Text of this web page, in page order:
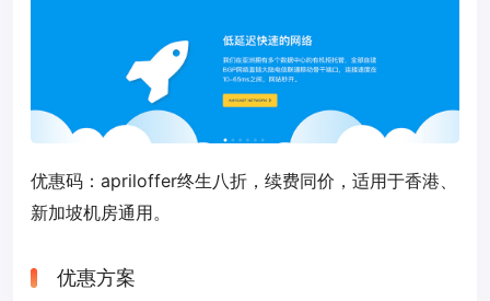
优惠码： apriloffer终生八折，续费同价，适用于香港、
新加坡机房通用。
优惠方案